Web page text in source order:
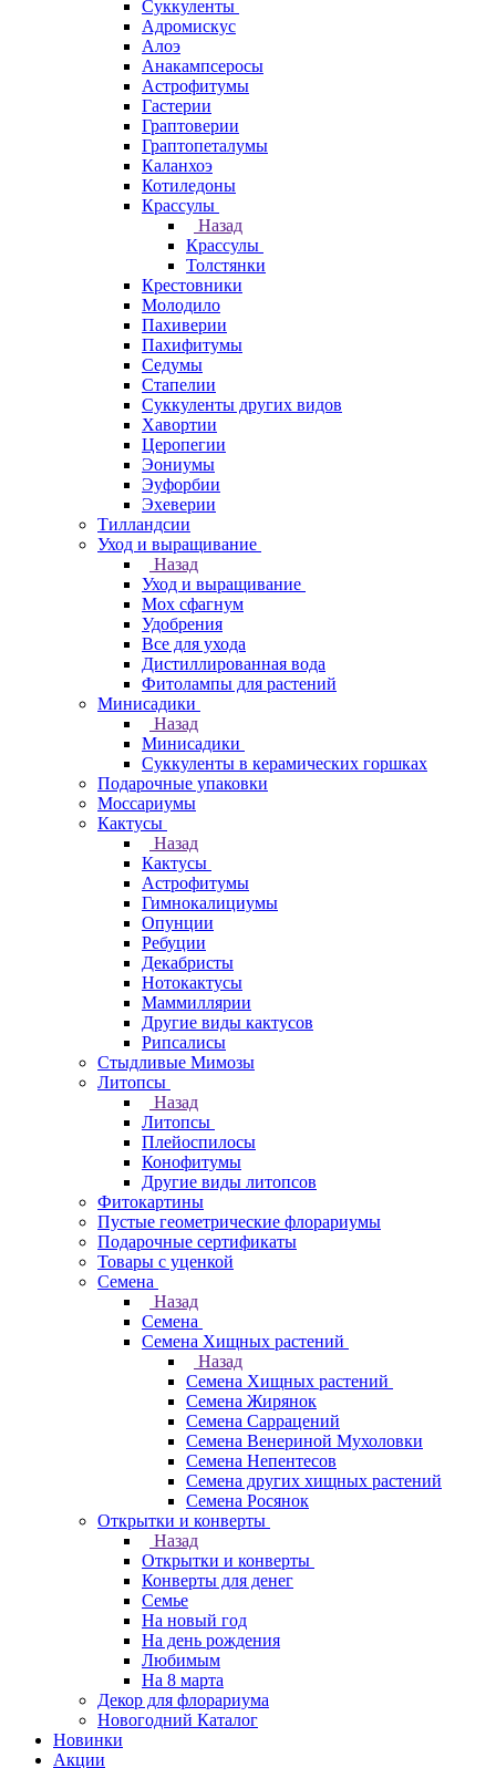
Суккуленты
Адромискус
Алоэ
Анакампсеросы
Астрофитумы
Гастерии
Граптоверии
Граптопеталумы
Каланхоэ
Котиледоны
Крассулы
Назад
Крассулы
Толстянки
Крестовники
Молодило
Пахиверии
Пахифитумы
Седумы
Стапелии
Суккуленты других видов
Хавортии
Церопегии
Эониумы
Эуфорбии
Эхеверии
Тилландсии
Уход и выращивание
Назад
Уход и выращивание
Мох сфагнум
Удобрения
Все для ухода
Дистиллированная вода
Фитолампы для растений
Минисадики
Назад
Минисадики
Суккуленты в керамических горшках
Подарочные упаковки
Моссариумы
Кактусы
Назад
Кактусы
Астрофитумы
Гимнокалициумы
Опунции
Ребуции
Декабристы
Нотокактусы
Маммиллярии
Другие виды кактусов
Рипсалисы
Стыдливые Мимозы
Литопсы
Назад
Литопсы
Плейоспилосы
Конофитумы
Другие виды литопсов
Фитокартины
Пустые геометрические флорариумы
Подарочные сертификаты
Товары с уценкой
Семена
Назад
Семена
Семена Хищных растений
Назад
Семена Хищных растений
Семена Жирянок
Семена Саррацений
Семена Венериной Мухоловки
Семена Непентесов
Семена других хищных растений
Семена Росянок
Открытки и конверты
Назад
Открытки и конверты
Конверты для денег
Семье
На новый год
На день рождения
Любимым
На 8 марта
Декор для флорариума
Новогодний Каталог
Новинки
Акции